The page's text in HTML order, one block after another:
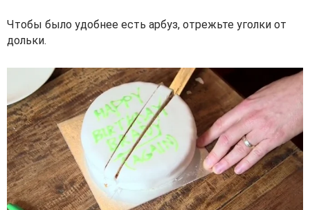
Чтобы было удобнее есть арбуз, отрежьте уголки от
дольки.